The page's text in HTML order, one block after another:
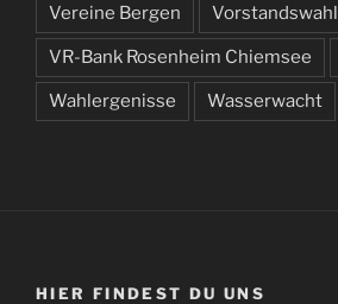
Vereine Bergen Vorstandswahl
VR-Bank Rosenheim Chiemsee
Wahlergenisse Wasserwacht
HIER FINDEST DU UNS